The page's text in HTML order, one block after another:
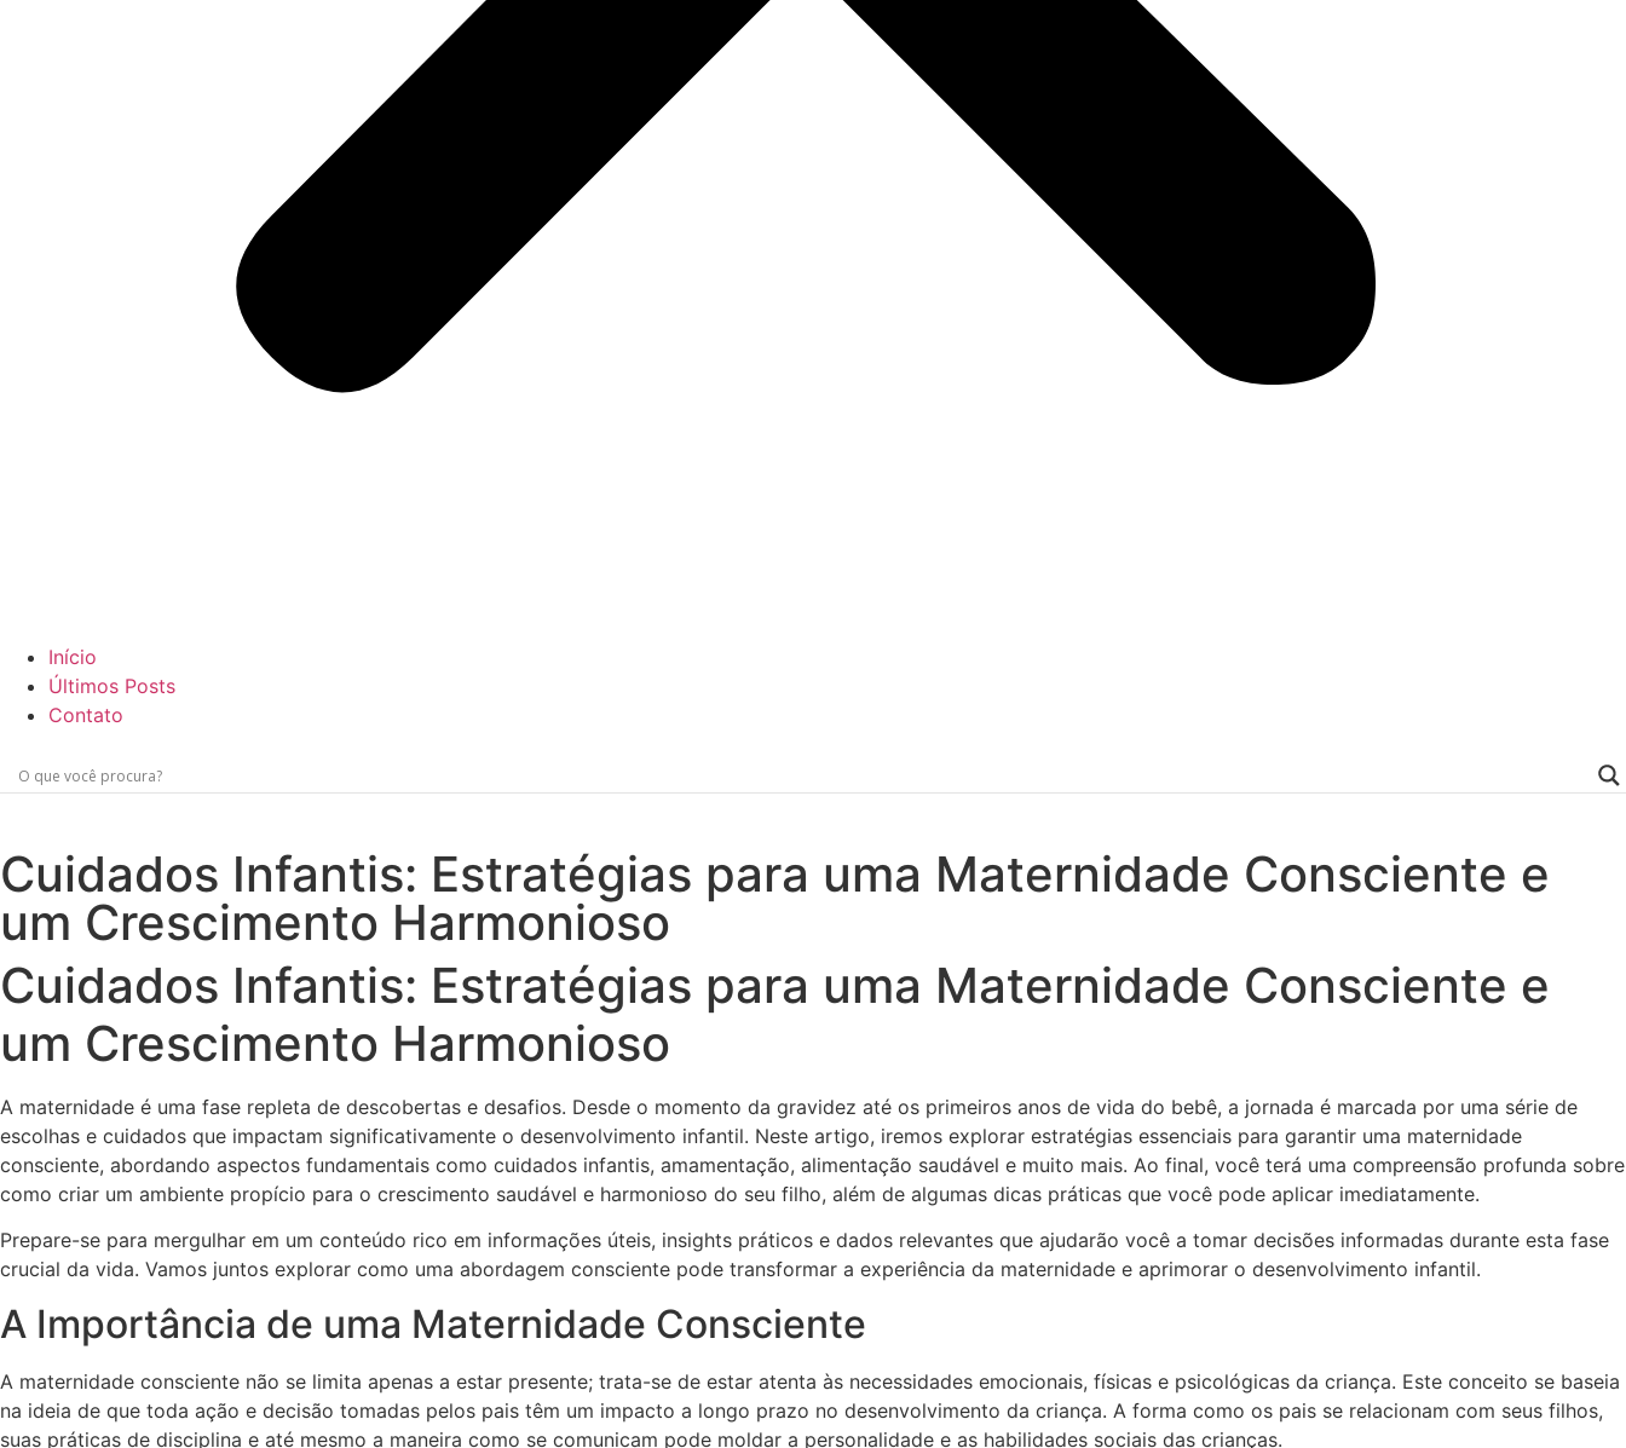
Início
Últimos Posts
Contato
Cuidados Infantis: Estratégias para uma Maternidade Consciente e
um Crescimento Harmonioso
Cuidados Infantis: Estratégias para uma Maternidade Consciente e
um Crescimento Harmonioso
A maternidade é uma fase repleta de descobertas e desafios. Desde o momento da gravidez até os primeiros anos de vida do bebê, a jornada é marcada por uma série de
escolhas e cuidados que impactam significativamente o desenvolvimento infantil. Neste artigo, iremos explorar estratégias essenciais para garantir uma maternidade
consciente, abordando aspectos fundamentais como cuidados infantis, amamentação, alimentação saudável e muito mais. Ao final, você terá uma compreensão profunda sobre
como criar um ambiente propício para o crescimento saudável e harmonioso do seu filho, além de algumas dicas práticas que você pode aplicar imediatamente.
Prepare-se para mergulhar em um conteúdo rico em informações úteis, insights práticos e dados relevantes que ajudarão você a tomar decisões informadas durante esta fase
crucial da vida. Vamos juntos explorar como uma abordagem consciente pode transformar a experiência da maternidade e aprimorar o desenvolvimento infantil.
A Importância de uma Maternidade Consciente
A maternidade consciente não se limita apenas a estar presente; trata-se de estar atenta às necessidades emocionais, físicas e psicológicas da criança. Este conceito se baseia
na ideia de que toda ação e decisão tomadas pelos pais têm um impacto a longo prazo no desenvolvimento da criança. A forma como os pais se relacionam com seus filhos,
suas práticas de disciplina e até mesmo a maneira como se comunicam pode moldar a personalidade e as habilidades sociais das crianças.